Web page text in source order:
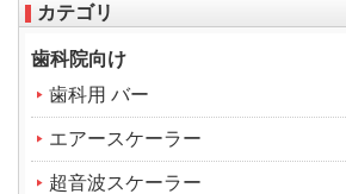
カテゴリ
歯科院向け
歯科用 バー
エアースケーラー
超音波スケーラー